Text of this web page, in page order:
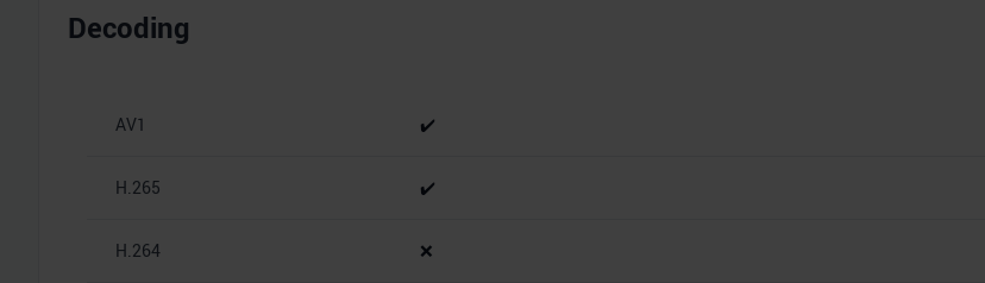
Decoding
AV1 ✔️
H.265 ✔️
H.264 ❌